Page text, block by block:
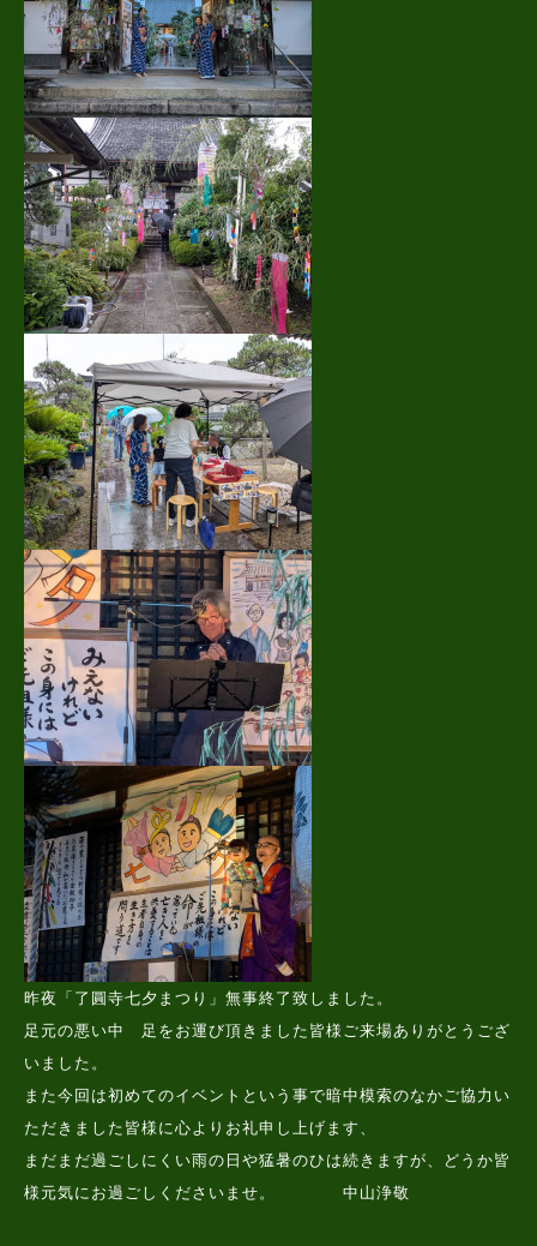
昨夜「了圓寺七夕まつり」無事終了致しました。
足元の悪い中 足をお運び頂きました皆様ご来場ありがとうござ
いました。
また今回は初めてのイベントという事で暗中模索のなかご協力い
ただきました皆様に心よりお礼申し上げます、
まだまだ過ごしにくい雨の日や猛暑のひは続きますが、どうか皆
様元気にお過ごしくださいませ。 中山浄敬